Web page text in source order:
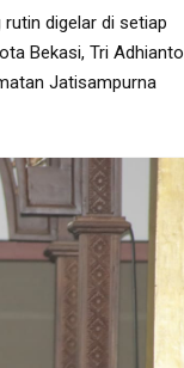
digelar di setiap
Bekasi, Tri Adhianto
Jatisampurna